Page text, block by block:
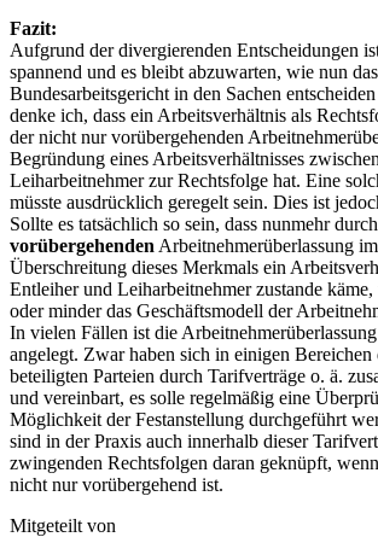
Fazit:
Aufgrund der divergierenden Entscheidungen
spannend und es bleibt abzuwarten, wie nun das
Bundesarbeitsgericht in den Sachen
denke ich, dass ein Arbeitsverhältnis als
der nicht nur vorübergehenden
Begründung eines Arbeitsverhältnisses
Leiharbeitnehmer zur Rechtsfolge hat. Eine
müsste ausdrücklich geregelt sein. Dies ist
Sollte es tatsächlich so sein, dass nunmehr
vorübergehenden Arbeitnehmerüberlassung
Überschreitung dieses Merkmals ein
Entleiher und Leiharbeitnehmer zustande
oder minder das Geschäftsmodell der
In vielen Fällen ist die
angelegt. Zwar haben sich in einigen
beteiligten Parteien durch Tarifverträge o. ä.
und vereinbart, es solle regelmäßig eine
Möglichkeit der Festanstellung durchgeführt
sind in der Praxis auch innerhalb dieser
zwingenden Rechtsfolgen daran geknüpft,
nicht nur vorübergehend ist.
Mitgeteilt von